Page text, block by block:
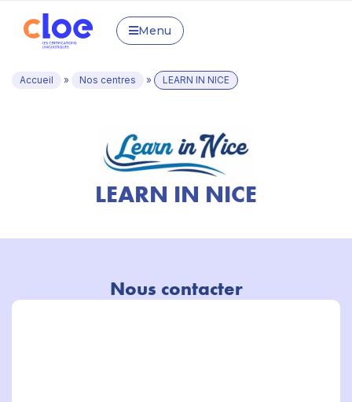
Menu
Accueil » Nos centres » LEARN IN NICE
LEARN IN NICE
Nous contacter